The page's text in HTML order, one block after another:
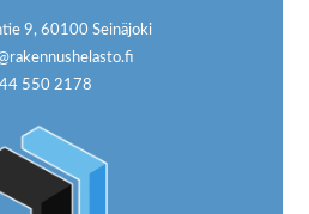
9, 60100 Seinäjoki
550 2178